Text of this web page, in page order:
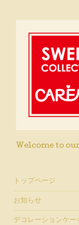
Welcome to
トップページ
お知らせ
デコレーションケー